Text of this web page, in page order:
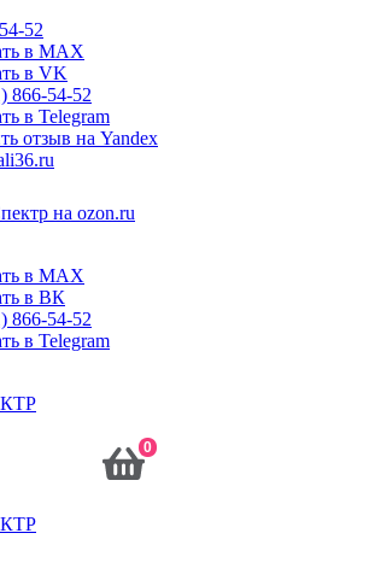
52
в MAX
в VK
866-54-52
в Telegram
отзыв на Yandex
в MAX
в ВК
866-54-52
в Telegram
0